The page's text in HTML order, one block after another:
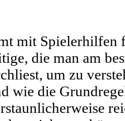
mit Spielerhilfen
die man am
um zu
wie die